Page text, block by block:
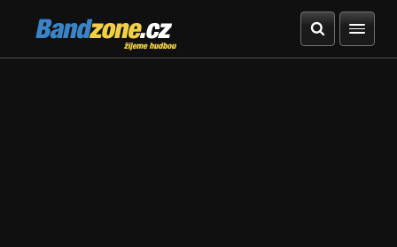
Bandzone.cz
žijeme hudbou